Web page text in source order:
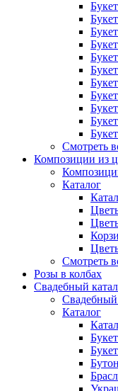
Смотреть
Композиции из
Каталог
Смотреть
Розы в колбах
Свадебный
Свадебный
Каталог